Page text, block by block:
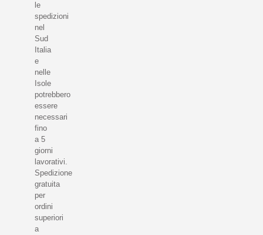
le
spedizioni
nel
Sud
Italia
e
nelle
Isole
potrebbero
essere
necessari
fino
a 5
giorni
lavorativi.
Spedizione
gratuita
per
ordini
superiori
a